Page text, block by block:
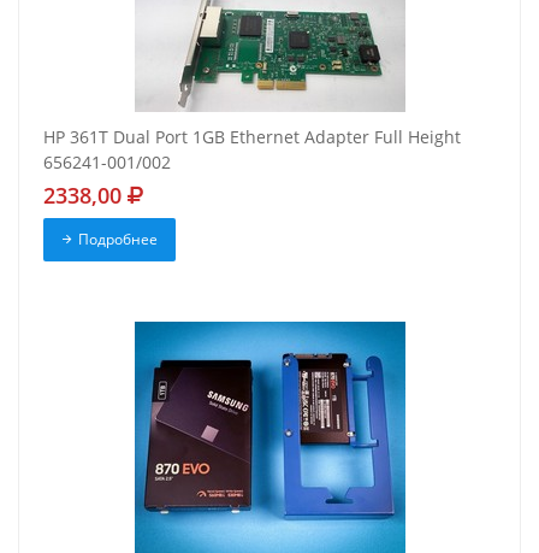
HP 361T Dual Port 1GB Ethernet Adapter Full Height
656241-001/002
2338,00
Подробнее